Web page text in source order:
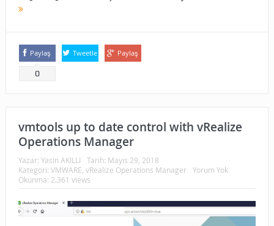
Paylaş
0
Tweetle Paylaş
vmtools up to date control with vRealize
Operations Manager
Yazar: Yasin AKILLI Tarih: Mayıs 29, 2018
Kategori: VMWARE vRealize Operations Manager
Yorum Yok
Okunma: 2.361 views